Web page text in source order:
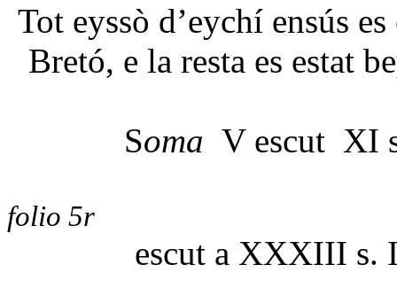
Tot eyssò d’eychí ensús
Bretó, e la resta es estat
Soma V escut XI
folio 5r
escut a XXXIII s.